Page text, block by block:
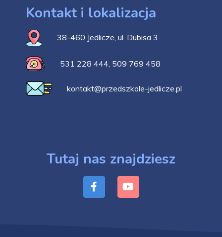
Kontakt i lokalizacja
38-460 Jedlicze, ul. Dubisa 3
531 228 444, 509 769 458
kontakt@przedszkole-jedlicze.pl
Tutaj nas znajdziesz